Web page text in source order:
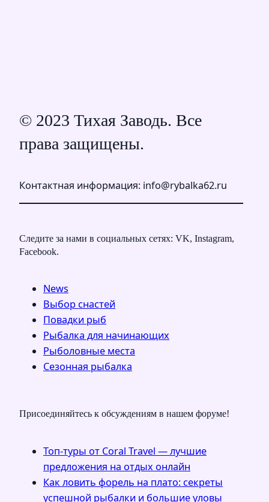
© 2023 Тихая Заводь. Все
права защищены.
Контактная информация: info@rybalka62.ru
Следите за нами в социальных сетях: VK, Instagram,
Facebook.
News
Выбор снастей
Повадки рыб
Рыбалка для начинающих
Рыболовные места
Сезонная рыбалка
Присоединяйтесь к обсуждениям в нашем форуме!
Топ-туры от Coral Travel — лучшие
предложения на отдых онлайн
Как ловить форель на плато: секреты
успешной рыбалки и большие уловы